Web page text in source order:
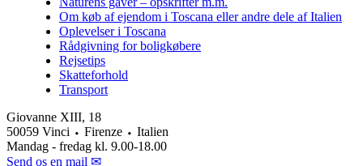
Om køb af ejendom i Toscana eller andre dele af Italien
Oplevelser i Toscana
Rådgivning for boligkøbere
Rejsetips
Skatteforhold
Transport
Giovanne XIII, 18
50059 Vinci ⬩ Firenze ⬩ Italien
Mandag - fredag kl. 9.00-18.00
Send os en mail ✉